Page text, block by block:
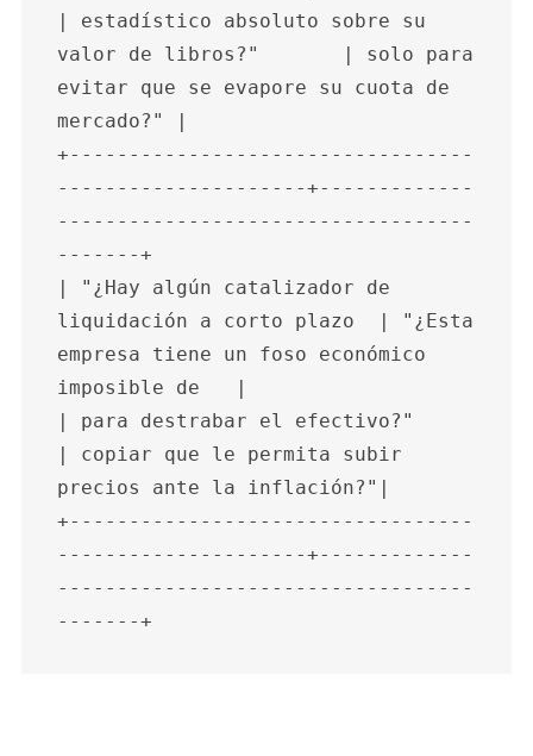
| estadístico absoluto sobre su
valor de libros?"       | solo para
evitar que se evapore su cuota de
mercado?" |
+----------------------------------
---------------------+-------------
-----------------------------------
-------+
| "¿Hay algún catalizador de
liquidación a corto plazo  | "¿Esta
empresa tiene un foso económico
imposible de   |
| para destrabar el efectivo?"
| copiar que le permita subir
precios ante la inflación?"|
+----------------------------------
---------------------+-------------
-----------------------------------